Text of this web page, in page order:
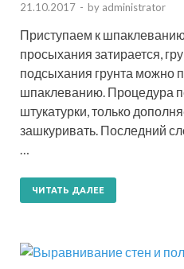
21.10.2017 - by administrator
Приступаем к
просыхания затирается,
подсыхания грунта можно
шпаклеванию. Процедура
штукатурки, только
зашкуривать. Последний
…
ЧИТАТЬ ДАЛЕЕ